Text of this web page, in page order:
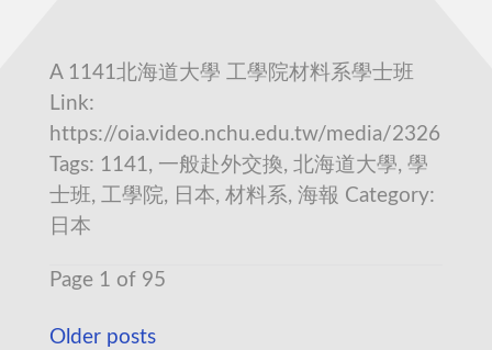
A 1141北海道大學 工學院材料系學士班
Link:
https://oia.video.nchu.edu.tw/media/2326
Tags: 1141, 一般赴外交換, 北海道大學, 學
士班, 工學院, 日本, 材料系, 海報 Category:
日本
Page 1 of 95
Older posts